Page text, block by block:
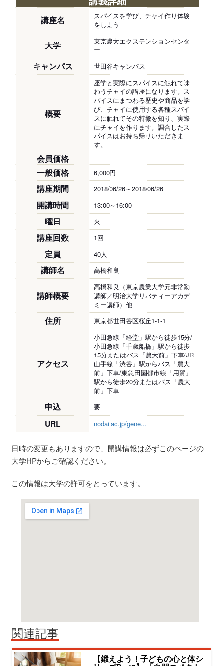
講座名
スパイスを学び、チャイ作り体験
をしよう
大学
東京農大エクステンションセンタ
ー
キャンパス 世田谷キャンパス
概要
座学と実際にスパイスに触れて味
わうチャイの講座になります。ス
パイスにまつわる歴史や商品を学
び、チャイに使用する各種スパイ
スに触れてその特徴を知り、実際
にチャイを作ります。調合したス
パイスはお持ち帰りいただきま
す。
会員価格
一般価格
6,000円
講座期間 2018/06/26～2018/06/26
開講時間 13:00～16:00
曜日 火
講座回数 1回
定員 40人
講師名 高橋和良
講師概要
高橋和良（東京農業大学元非常勤
講師／明治大学リバティーアカデ
ミー講師）他
住所 東京都世田谷区桜丘1-1-1
アクセス
小田急線「経堂」駅から徒歩15分/
小田急線「千歳船橋」駅から徒歩
15分またはバス「農大前」下車/JR
山手線「渋谷」駅からバス「農大
前」下車/東急田園都市線「用賀」
駅から徒歩20分またはバス「農大
前」下車
申込 要
URL nodai.ac.jp/gene...
日時の変更もありますので、開講情報は必ずこのページの
大学HPからご確認ください。
この情報は大学の許可をとっています。
関連記事
【鍛えよう！子どもの心と体シ